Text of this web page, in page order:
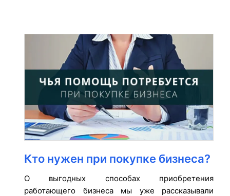
Кто нужен при покупке бизнеса?
О выгодных способах приобретения
работающего бизнеса мы уже рассказывали